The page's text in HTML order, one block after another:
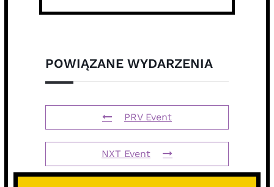
POWIĄZANE WYDARZENIA
PRV Event
NXT Event